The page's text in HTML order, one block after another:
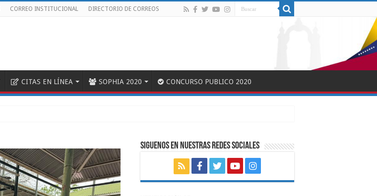
CORREO INSTITUCIONAL DIRECTORIO DE CORREOS
CITAS EN LÍNEA SOPHIA 2020 CONCURSO PUBLICO 2020
SIGUENOS EN NUESTRAS REDES SOCIALES